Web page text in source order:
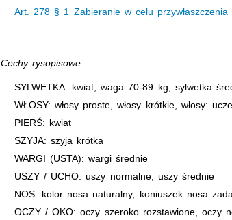
Art. 278 § 1 Zabieranie w celu
Cechy rysopisowe:
SYLWETKA: kwiat, waga 70-89 kg, sylwetka
WŁOSY: włosy proste, włosy krótkie, włosy:
PIERŚ: kwiat
SZYJA: szyja krótka
WARGI (USTA): wargi średnie
USZY / UCHO: uszy normalne, uszy średnie
NOS: kolor nosa naturalny, koniuszek nosa
OCZY / OKO: oczy szeroko rozstawione, oczy